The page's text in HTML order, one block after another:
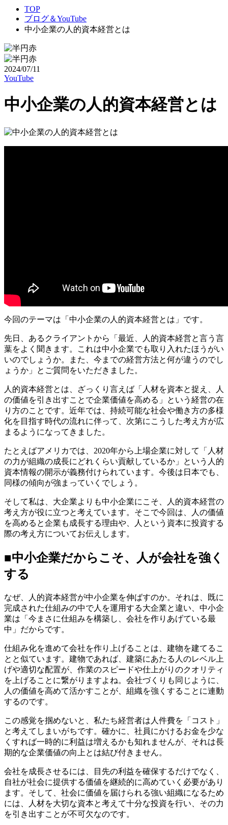
TOP
ブログ＆YouTube
中小企業の人的資本経営とは
2024/07/11
YouTube
中小企業の人的資本経営とは
今回のテーマは「中小企業の人的資本経営とは」です。
先日、あるクライアントから「最近、人的資本経営と言う言
葉をよく聞きます。これは中小企業でも取り入れたほうがい
いのでしょうか。また、今までの経営方法と何が違うのでし
ょうか」とご質問をいただきました。
人的資本経営とは、ざっくり言えば「人材を資本と捉え、人
の価値を引き出すことで企業価値を高める」という経営の在
り方のことです。近年では、持続可能な社会や働き方の多様
化を目指す時代の流れに伴って、次第にこうした考え方が広
まるようになってきました。
たとえばアメリカでは、2020年から上場企業に対して「人材
の力が組織の成長にどれくらい貢献しているか」という人的
資本情報の開示が義務付けられています。今後は日本でも、
同様の傾向が強まっていくでしょう。
そして私は、大企業よりも中小企業にこそ、人的資本経営の
考え方が役に立つと考えています。そこで今回は、人の価値
を高めると企業も成長する理由や、人という資本に投資する
際の考え方についてお伝えします。
■中小企業だからこそ、人が会社を強く
する
なぜ、人的資本経営が中小企業を伸ばすのか。それは、既に
完成された仕組みの中で人を運用する大企業と違い、中小企
業は「今まさに仕組みを構築し、会社を作りあげている最
中」だからです。
仕組み化を進めて会社を作り上げることは、建物を建てるこ
とと似ています。建物であれば、建築にあたる人のレベル上
げや適切な配置が、作業のスピードや仕上がりのクオリティ
を上げることに繋がりますよね。会社づくりも同じように、
人の価値を高めて活かすことが、組織を強くすることに連動
するのです。
この感覚を掴めないと、私たち経営者は人件費を「コスト」
と考えてしまいがちです。確かに、社員にかけるお金を少な
くすれば一時的に利益は増えるかも知れませんが、それは長
期的な企業価値の向上とは結び付きません。
会社を成長させるには、目先の利益を確保するだけでなく、
自社が社会に提供する価値を継続的に高めていく必要があり
ます。そして、社会に価値を届けられる強い組織になるため
には、人材を大切な資本と考えて十分な投資を行い、その力
を引き出すことが不可欠なのです。